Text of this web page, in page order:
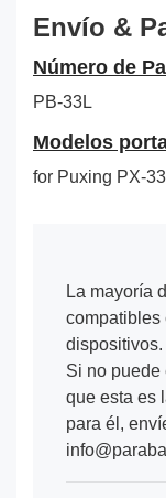
Envío &
Número de
PB-33L
Modelos
for Puxing PX-
La mayoría
compatibles
Si no puede
que esta es
para él,